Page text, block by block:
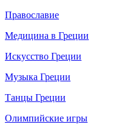
Православие
Медицина в Греции
Искусство Греции
Музыка Греции
Танцы Греции
Олимпийские игры